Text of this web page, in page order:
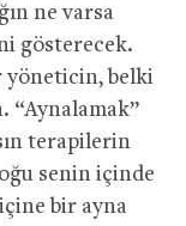
ne varsa
gösterecek.
yöneticin, belki
“Aynalamak”
terapilerin
senin içinde
içine bir ayna